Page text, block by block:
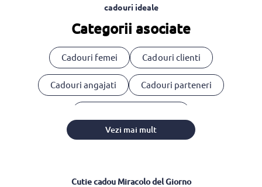
cadouri ideale
Categorii asociate
Cadouri femei Cadouri clienti
Cadouri angajati Cadouri parteneri
Vezi mai mult
Cutie cadou Miracolo del Giorno